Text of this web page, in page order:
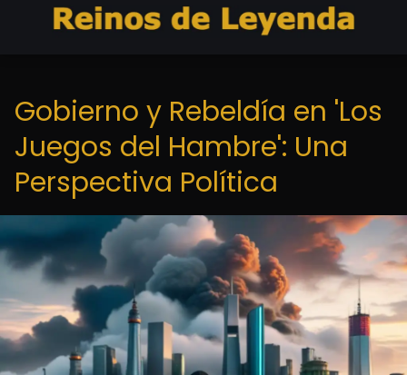
Gobierno y Rebeldía en 'Los
Juegos del Hambre': Una
Perspectiva Política